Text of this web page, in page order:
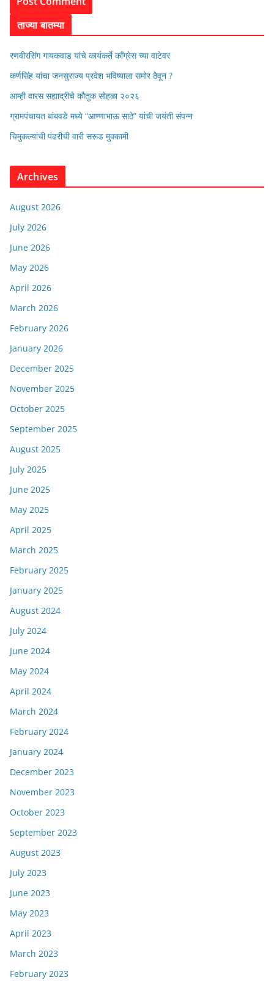
ताज्या बातम्या
रणवीरसिंग गायकवाड यांचे कार्यकर्ते कॉंग्रेस च्या वाटेवर
कर्णसिंह यांचा जनसुराज्य प्रवेश भविष्याला समोर ठेवून ?
आम्ही वारस सह्याद्रीचे कौतुक सोहळा २०२६
ग्रामपंचायत बांबवडे मध्ये “आण्णाभाऊ साठे” यांची जयंती संपन्न
चिमुकल्यांची पंढरीची वारी सरूड मुक्कामी
Archives
August 2026
July 2026
June 2026
May 2026
April 2026
March 2026
February 2026
January 2026
December 2025
November 2025
October 2025
September 2025
August 2025
July 2025
June 2025
May 2025
April 2025
March 2025
February 2025
January 2025
August 2024
July 2024
June 2024
May 2024
April 2024
March 2024
February 2024
January 2024
December 2023
November 2023
October 2023
September 2023
August 2023
July 2023
June 2023
May 2023
April 2023
March 2023
February 2023